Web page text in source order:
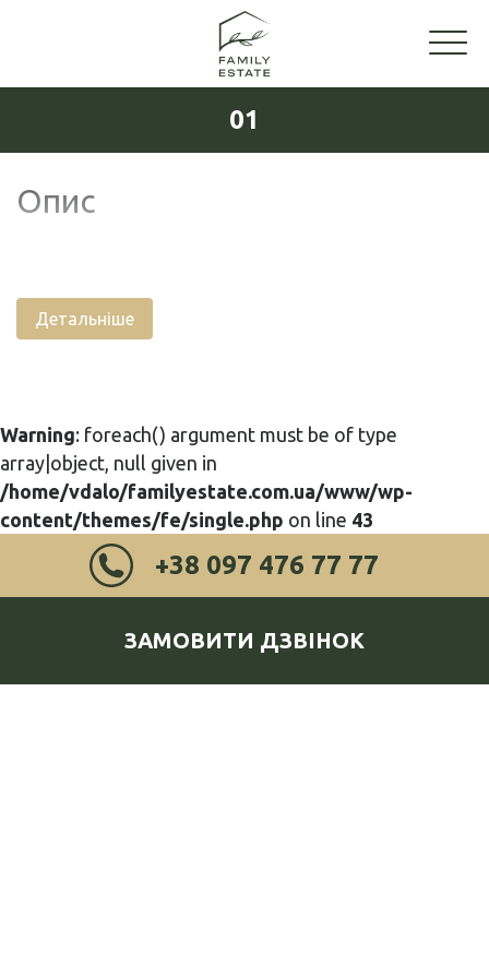
01
Опис
Детальніше
Warning: foreach() argument must be of type
array|object, null given in
/home/vdalo/familyestate.com.ua/www/wp-
content/themes/fe/single.php on line 43
+38 097 476 77 77
ЗАМОВИТИ ДЗВІНОК